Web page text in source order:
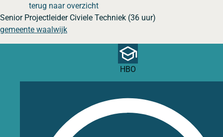
terug naar overzicht
Senior Projectleider Civiele Techniek (36 uur)
gemeente waalwijk
HBO